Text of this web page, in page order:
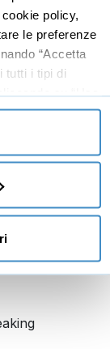
policy,
le preferenze
“Accetta
tutti i tipi di
su “Usa
soli cookie
del sito.